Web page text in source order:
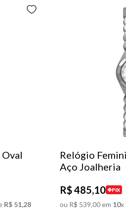
R$ 51,28
Relógio
Aço Joalheria
R$485,10 PIX
ou R$ 539,00em 10x